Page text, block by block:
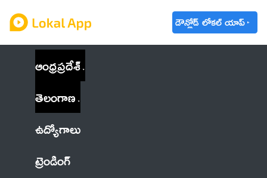
డౌన్లోడ్ లోకల్ యాప్
ఆంధ్రప్రదేశ్
తెలంగాణ
ఉద్యోగాలు
ట్రెండింగ్